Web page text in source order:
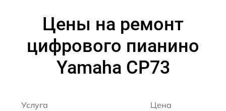
Цены на ремонт
цифрового пианино
Yamaha CP73
Услуга Цена